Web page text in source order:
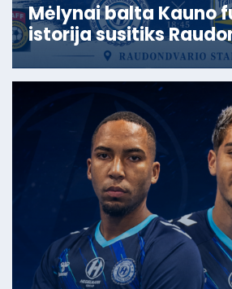
Mėlynai balta Kauno
istorija susitiks